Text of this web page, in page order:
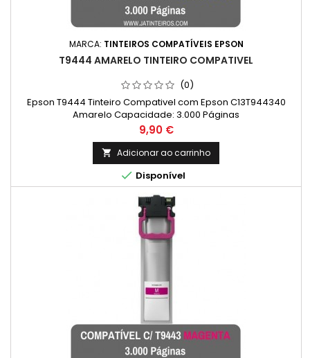
MARCA: TINTEIROS COMPATÍVEIS EPSON
T9444 AMARELO TINTEIRO COMPATIVEL
(0)
Epson T9444 Tinteiro Compativel com Epson C13T944340
Amarelo Capacidade: 3.000 Páginas
Preço
9,90 €
 Adicionar ao carrinho
 Disponível